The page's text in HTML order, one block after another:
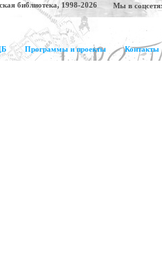
библиотека, 1998-2026 Мы в
Программы и проекты Контакты